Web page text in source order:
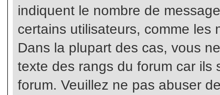
indiquent le nombre de
certains utilisateurs, comme les
Dans la plupart des cas, vous
texte des rangs du forum car ils
forum. Veuillez ne pas abuser